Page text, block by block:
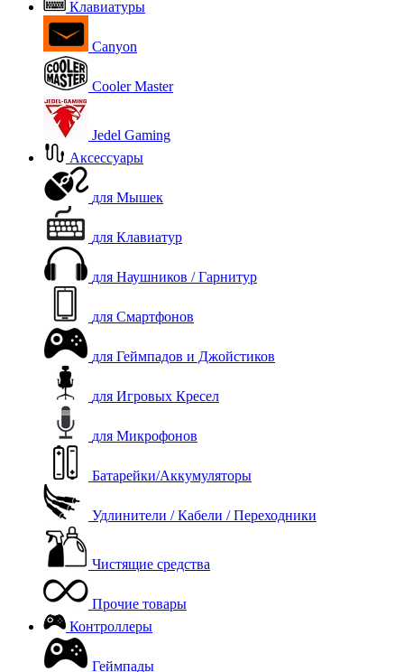
Клавиатуры
Canyon
Cooler Master
Jedel Gaming
Аксессуары
для Мышек
для Клавиатур
для Наушников / Гарнитур
для Смартфонов
для Геймпадов и Джойстиков
для Игровых Кресел
для Микрофонов
Батарейки/Аккумуляторы
Удлинители / Кабели / Переходники
Чистящие средства
Прочие товары
Контроллеры
Геймпады